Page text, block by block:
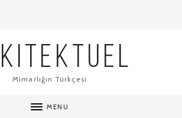
Mimarlığın Türkçesi
MENU